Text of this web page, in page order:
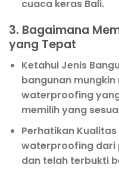
cuaca keras Bali.
3. Bagaimana
yang Tepat
Ketahui Jenis
bangunan
waterproofing
memilih yang
Perhatikan Kualitas
waterproofing dari
dan telah terbukti